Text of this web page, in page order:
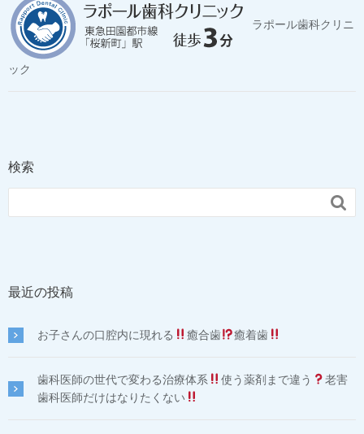
ラポール歯科クリニ
ック
検索

最近の投稿
お子さんの口腔内に現れる 癒合歯 癒着歯
歯科医師の世代で変わる治療体系 使う薬剤まで違う
老害
歯科医師だけはなりたくない